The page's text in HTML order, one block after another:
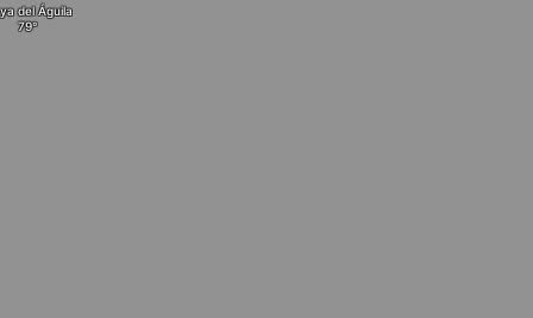
del Águila